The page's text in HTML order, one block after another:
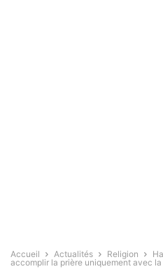
Accueil Actualités Religion
accomplir la prière uniquement avec la